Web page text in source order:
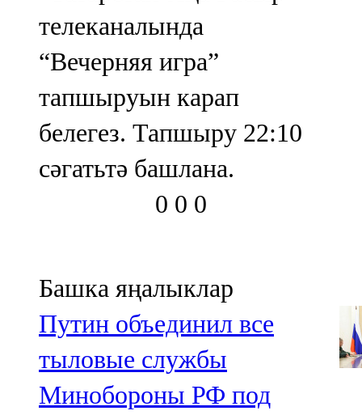
телеканалында
“Вечерняя игра”
тапшыруын карап
белегез. Тапшыру 22:10
сәгатьтә башлана.
0 0 0
Башка яңалыклар
Путин объединил все
тыловые службы
Минобороны РФ под